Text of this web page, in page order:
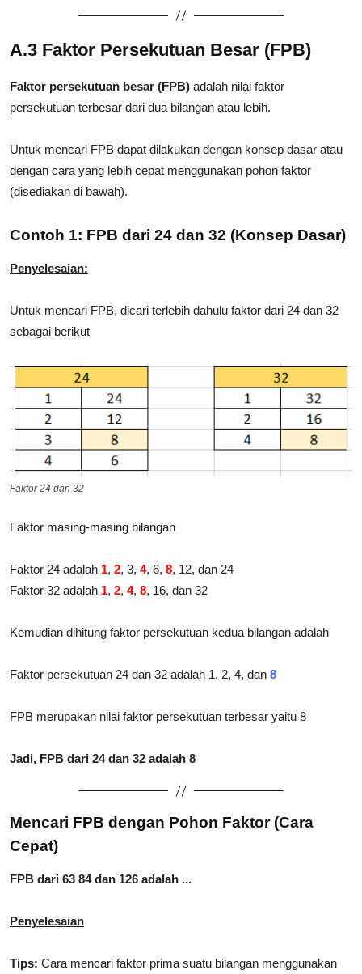
A.3 Faktor Persekutuan Besar (FPB)
Faktor persekutuan besar (FPB) adalah nilai faktor
persekutuan terbesar dari dua bilangan atau lebih.
Untuk mencari FPB dapat dilakukan dengan konsep dasar atau
dengan cara yang lebih cepat menggunakan pohon faktor
(disediakan di bawah).
Contoh 1: FPB dari 24 dan 32 (Konsep Dasar)
Penyelesaian:
Untuk mencari FPB, dicari terlebih dahulu faktor dari 24 dan 32
sebagai berikut
Faktor 24 dan 32
Faktor masing-masing bilangan
Faktor 24 adalah 1, 2, 3, 4, 6, 8, 12, dan 24
Faktor 32 adalah 1, 2, 4, 8, 16, dan 32
Kemudian dihitung faktor persekutuan kedua bilangan adalah
Faktor persekutuan 24 dan 32 adalah 1, 2, 4, dan 8
FPB merupakan nilai faktor persekutuan terbesar yaitu 8
Jadi, FPB dari 24 dan 32 adalah 8
Mencari FPB dengan Pohon Faktor (Cara
Cepat)
FPB dari 63 84 dan 126 adalah ...
Penyelesaian
Tips: Cara mencari faktor prima suatu bilangan menggunakan